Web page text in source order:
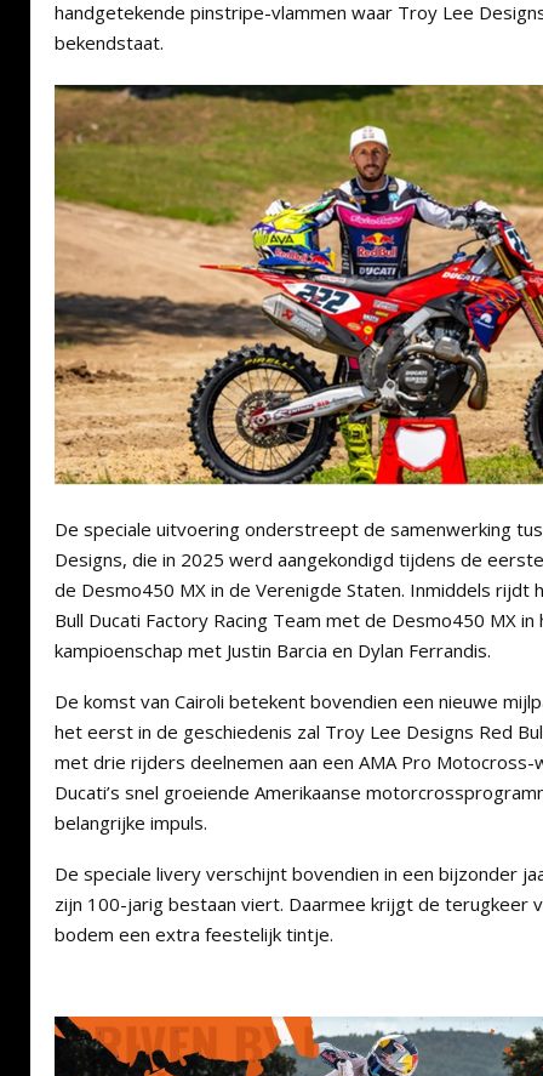
handgetekende pinstripe-vlammen waar Troy Lee
bekendstaat.
De speciale uitvoering onderstreept de samenwerking
Designs, die in 2025 werd aangekondigd tijdens de
de Desmo450 MX in de Verenigde Staten. Inmiddels rijdt
Bull Ducati Factory Racing Team met de Desmo450 MX in
kampioenschap met Justin Barcia en Dylan Ferrandis.
De komst van Cairoli betekent bovendien een nieuwe
het eerst in de geschiedenis zal Troy Lee Designs Red
met drie rijders deelnemen aan een AMA Pro
Ducati’s snel groeiende Amerikaanse
belangrijke impuls.
De speciale livery verschijnt bovendien in een bijzonder
zijn 100-jarig bestaan viert. Daarmee krijgt de terugkeer
bodem een extra feestelijk tintje.